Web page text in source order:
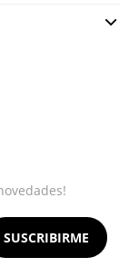
SUSCRIBIRME